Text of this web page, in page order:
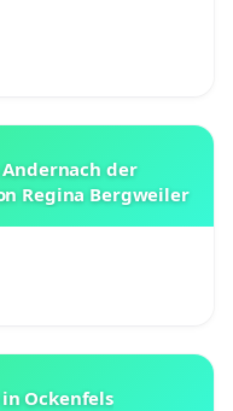
der
Regina Bergweiler
Ockenfels